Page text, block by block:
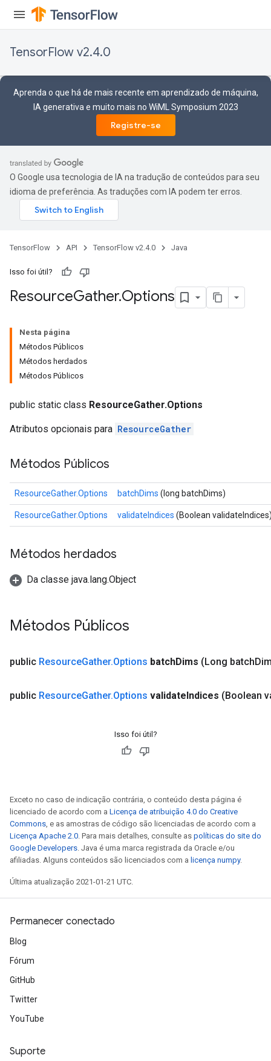
TensorFlow v2.4.0
Aprenda o que há de mais recente em aprendizado de máquina,
IA generativa e muito mais no WiML Symposium 2023
Registre-se
O Google usa tecnologia de IA na tradução de conteúdos para seu
idioma de preferência. As traduções com IA podem ter erros.
TensorFlow API TensorFlow v2.4.0 Java
Isso foi útil?
ResourceGather.Options
Nesta página
Métodos Públicos
Métodos herdados
Métodos Públicos
public static class ResourceGather.Options
Atributos opcionais para ResourceGather
Métodos Públicos
ResourceGather.Options batchDims (long batchDims)
ResourceGather.Options validateIndices (Boolean
Métodos herdados
Da classe java.lang.Object
Métodos Públicos
public ResourceGather.Options batchDims (Long batch
public ResourceGather.Options validateIndices (Boolean
Isso foi útil?
Exceto no caso de indicação contrária, o conteúdo desta página é
licenciado de acordo com a Licença de atribuição 4.0 do Creative
Commons, e as amostras de código são licenciadas de acordo com a
Licença Apache 2.0. Para mais detalhes, consulte as políticas do site do
Google Developers. Java é uma marca registrada da Oracle e/ou
afiliadas. Alguns conteúdos são licenciados com a licença numpy.
Última atualização 2021-01-21 UTC.
Permanecer conectado
Blog
Fórum
GitHub
Twitter
YouTube
Suporte